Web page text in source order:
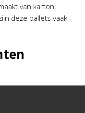
van karton,
deze pallets vaak